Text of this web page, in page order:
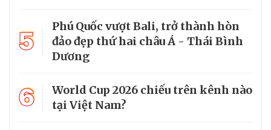
5
Phú Quốc vượt Bali, trở thành hòn
đảo đẹp thứ hai châu Á - Thái Bình
Dương
6
World Cup 2026 chiếu trên kênh nào
tại Việt Nam?